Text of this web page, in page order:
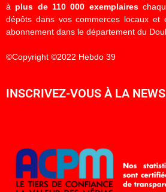
à plus de 110 000 exemplaires
dépôts dans vos commerces locaux
abonnement dans le département du
©Copyright ©2022 Hebdo 39
INSCRIVEZ-VOUS À LA